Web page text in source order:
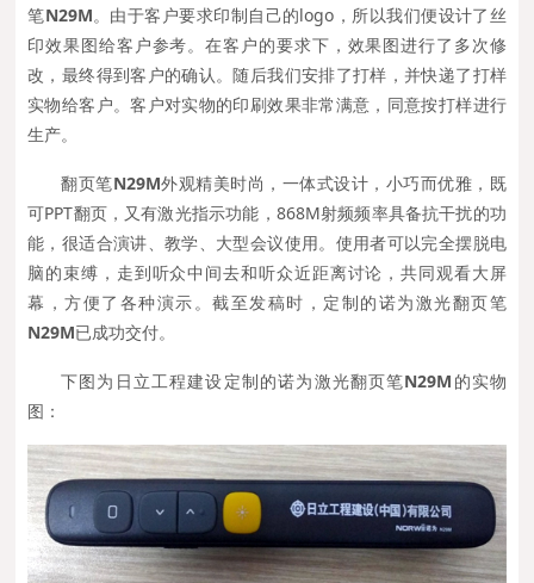
笔N29M。由于客户要求印制自己的logo，所以我们便设计了丝
印效果图给客户参考。在客户的要求下，效果图进行了多次修
改，最终得到客户的确认。随后我们安排了打样，并快递了打样
实物给客户。客户对实物的印刷效果非常满意，同意按打样进行
生产。
翻页笔N29M外观精美时尚，一体式设计，小巧而优雅，既
可PPT翻页，又有激光指示功能，868M射频频率具备抗干扰的功
能，很适合演讲、教学、大型会议使用。使用者可以完全摆脱电
脑的束缚，走到听众中间去和听众近距离讨论，共同观看大屏
幕，方便了各种演示。截至发稿时，定制的诺为激光翻页笔
N29M已成功交付。
下图为日立工程建设定制的诺为激光翻页笔N29M 的实物
图：